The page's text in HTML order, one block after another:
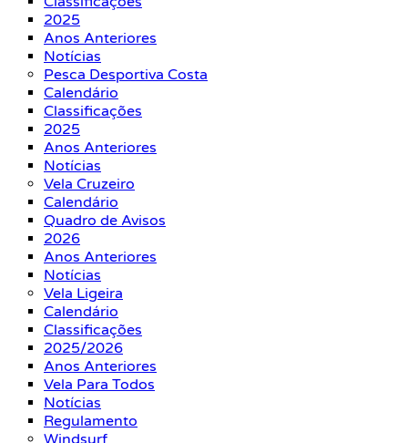
2025
Anos Anteriores
Notícias
Pesca Desportiva Costa
Calendário
Classificações
2025
Anos Anteriores
Notícias
Vela Cruzeiro
Calendário
Quadro de Avisos
2026
Anos Anteriores
Notícias
Vela Ligeira
Calendário
Classificações
2025/2026
Anos Anteriores
Vela Para Todos
Notícias
Regulamento
Windsurf